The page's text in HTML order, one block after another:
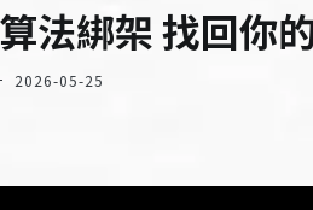
法綁架 找回你
2026-05-25